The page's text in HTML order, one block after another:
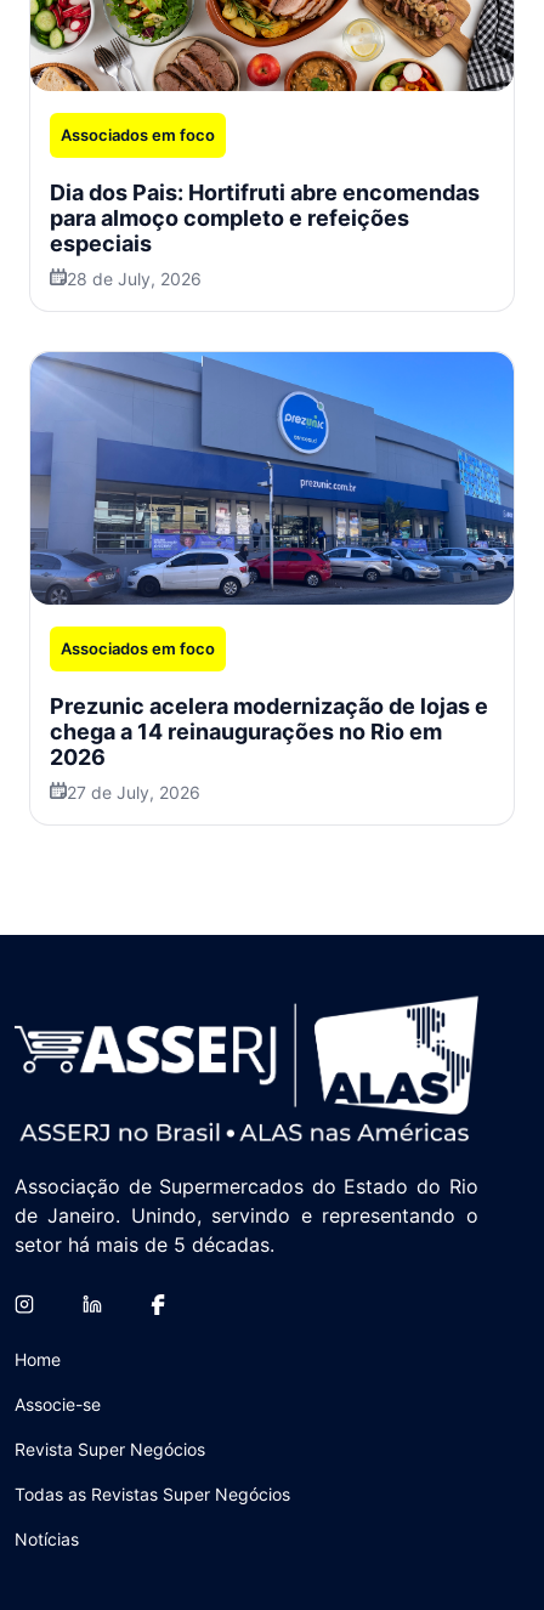
Associados em foco
Dia dos Pais: Hortifruti abre encomendas
para almoço completo e refeições
especiais
28 de July, 2026
Associados em foco
Prezunic acelera modernização de lojas e
chega a 14 reinaugurações no Rio em
2026
27 de July, 2026
Associação de Supermercados do Estado do Rio
de Janeiro. Unindo, servindo e representando o
setor há mais de 5 décadas.
Home
Associe-se
Revista Super Negócios
Todas as Revistas Super Negócios
Notícias